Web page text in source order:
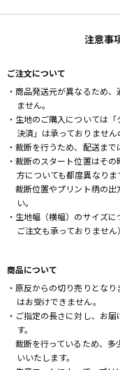
注意事
ご注文について
・商品発送元が異なるため
ません。
・生地のご購入については「
決済」は承っておりません
・裁断を行うため、配送まで
・裁断のスタート位置はそ
方についても都度異なりま
裁断位置やプリント柄の出
い。
・生地幅（横幅）のサイズ
ご注文も承っておりません
商品について
・原反からの切り売りとな
はお受けできません。
・ご指定の長さに対し、お
す。
裁断を行っているため、多
いいたします。